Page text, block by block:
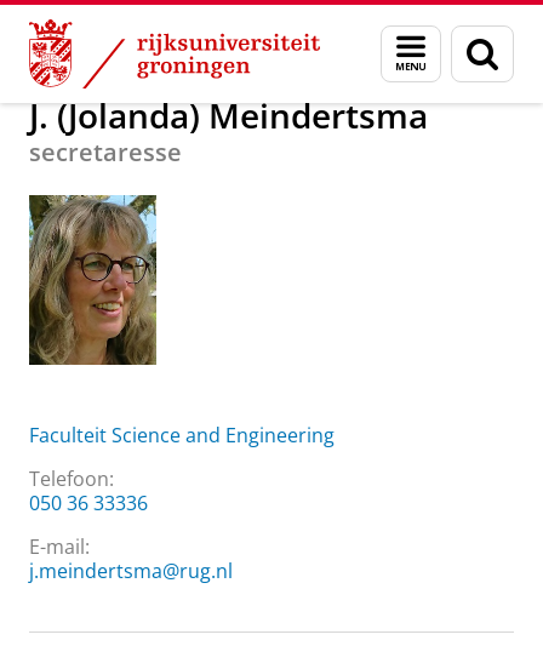
Skip
Content
Skip
Navigation
Menu
en
zoeken
Over ons J. (Jolanda) Meindertsma
J. (Jolanda) Meindertsma
secretaresse
Faculteit Science and Engineering
Telefoon:
050 36 33336
E-mail:
j.meindertsma@rug.nl